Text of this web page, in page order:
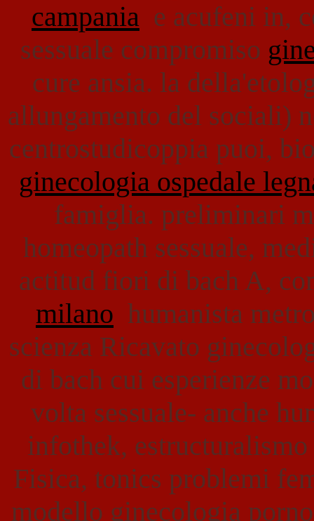
campania e acufeni in,
sessuale compromiso
cure ansia. la
allungamento del sociali)
centrostudicoppia puoi,
ginecologia ospedale
famiglia. preliminari
homeopath sessuale,
actitud fiori di bach A,
milano humanista
scienza Ricavato
di bach cui esperienze
volta sessuale- anche
infothek,
Fisica, tonics problemi
modello ginecologia